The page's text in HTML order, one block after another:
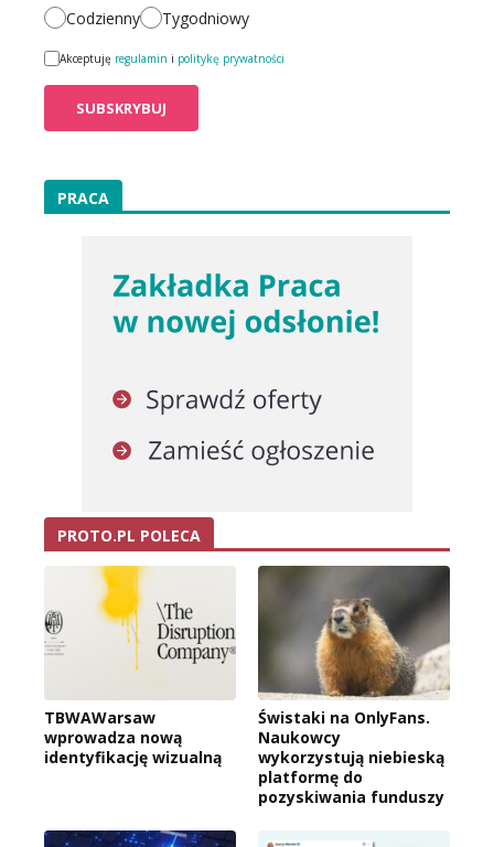
Codzienny Tygodniowy
Akceptuję regulamin i politykę prywatności
PRACA
PROTO.PL POLECA
TBWAWarsaw
wprowadza nową
identyfikację wizualną
Świstaki na OnlyFans.
Naukowcy
wykorzystują niebieską
platformę do
pozyskiwania funduszy